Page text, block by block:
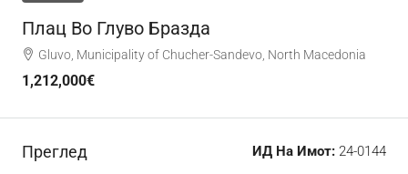
Плац Во Глуво Бразда
Gluvo, Municipality of Chucher-Sandevo, North Macedonia
1,212,000€
Преглед ИД На Имот: 24-0144